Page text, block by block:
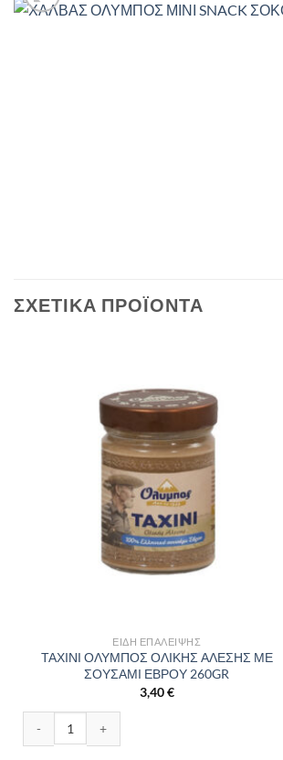
ΣΧΕΤΙΚΆ ΠΡΟΪΌΝΤΑ
ΕΊΔΗ ΕΠΆΛΕΙΨΗΣ
ΤΑΧΙΝΙ ΟΛΥΜΠΟΣ ΟΛΙΚΗΣ ΑΛΕΣΗΣ ΜΕ
ΣΟΥΣΑΜΙ ΕΒΡΟΥ 260GR
3,40€